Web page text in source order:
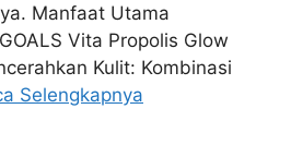
Manfaat Utama
Vita Propolis Glow
Kulit: Kombinasi
Selengkapnya